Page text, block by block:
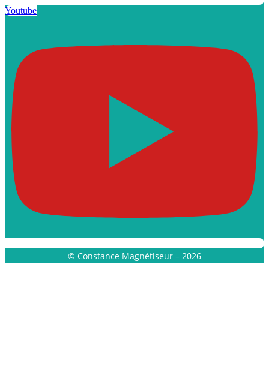
Youtube
© Constance Magnétiseur – 2026